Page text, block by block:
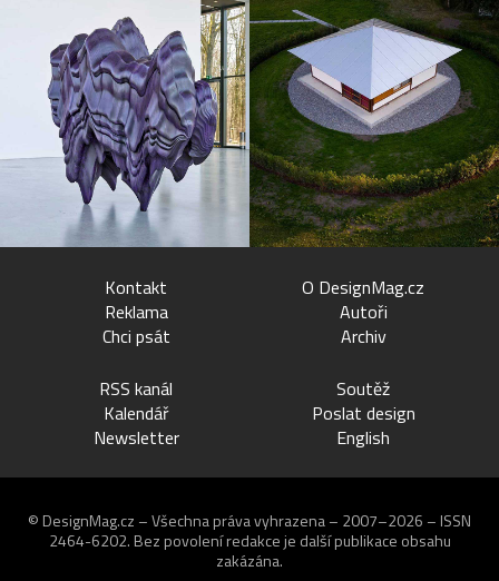
Kontakt
Reklama
Chci psát
O DesignMag.cz
Autoři
Archiv
RSS kanál
Kalendář
Newsletter
Soutěž
Poslat design
English
© DesignMag.cz – Všechna práva vyhrazena – 2007–2026 – ISSN
2464-6202. Bez povolení redakce je další publikace obsahu
zakázána.